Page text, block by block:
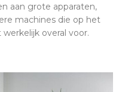
aan grote apparaten,
machines die op het
overal voor.